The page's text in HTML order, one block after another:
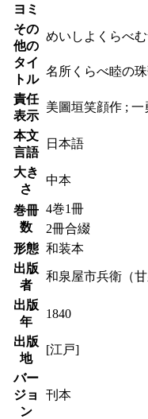
ヨミ
その
他の
タイ
トル
めいしよくらべ
名所くらべ睦の
責任
表示
美圖垣笑顔作 ;
本文
言語
日本語
大き
さ
中本
巻冊
数
4巻1冊
2冊合綴
形態 和装本
出版
者
和泉屋市兵衛（甘
出版
年
1840
出版
地
[江戸]
バー
ジョ
ン
刊本